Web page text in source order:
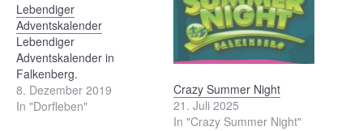
Lebendiger
Adventskalender
Lebendiger
Adventskalender in
Falkenberg.
8. Dezember 2019
In "Dorfleben"
Crazy Summer Night
21. Juli 2025
In "Crazy Summer Night"